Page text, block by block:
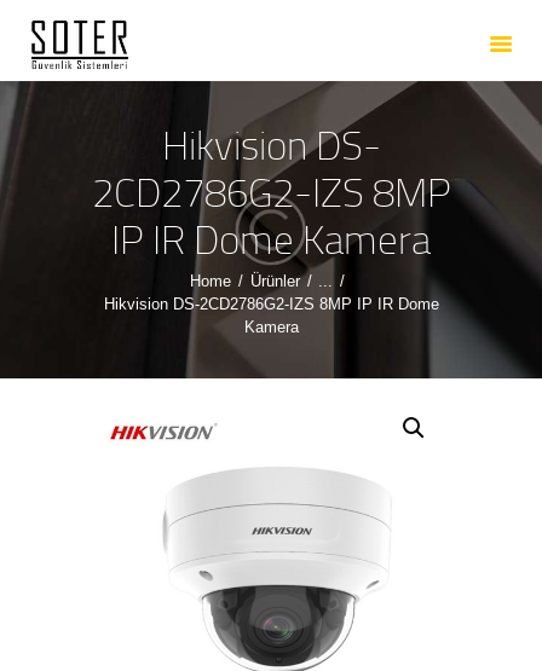
Hikvision DS-
2CD2786G2-IZS 8MP
IP IR Dome Kamera
Home Ürünler
...
Hikvision DS-2CD2786G2-IZS 8MP IP IR Dome
Kamera
ANASAYFA
HAKKIMIZDA
HIZMETLERIMIZ
ÜRÜNLERIMIZ
REFERANSLARIMIZ
İLETIŞIM